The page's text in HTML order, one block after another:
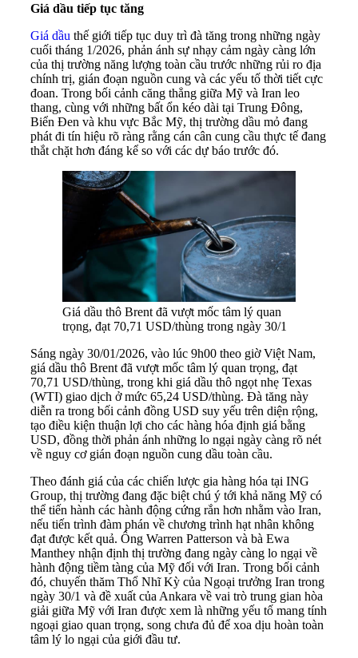
Giá dầu tiếp tục tăng
Giá dầu thế giới tiếp tục duy trì đà tăng trong những ngày
cuối tháng 1/2026, phản ánh sự nhạy cảm ngày càng lớn
của thị trường năng lượng toàn cầu trước những rủi ro địa
chính trị, gián đoạn nguồn cung và các yếu tố thời tiết cực
đoan. Trong bối cảnh căng thẳng giữa Mỹ và Iran leo
thang, cùng với những bất ổn kéo dài tại Trung Đông,
Biển Đen và khu vực Bắc Mỹ, thị trường dầu mỏ đang
phát đi tín hiệu rõ ràng rằng cán cân cung cầu thực tế đang
thắt chặt hơn đáng kể so với các dự báo trước đó.
Giá dầu thô Brent đã vượt mốc tâm lý quan
trọng, đạt 70,71 USD/thùng trong ngày 30/1
Sáng ngày 30/01/2026, vào lúc 9h00 theo giờ Việt Nam,
giá dầu thô Brent đã vượt mốc tâm lý quan trọng, đạt
70,71 USD/thùng, trong khi giá dầu thô ngọt nhẹ Texas
(WTI) giao dịch ở mức 65,24 USD/thùng. Đà tăng này
diễn ra trong bối cảnh đồng USD suy yếu trên diện rộng,
tạo điều kiện thuận lợi cho các hàng hóa định giá bằng
USD, đồng thời phản ánh những lo ngại ngày càng rõ nét
về nguy cơ gián đoạn nguồn cung dầu toàn cầu.
Theo đánh giá của các chiến lược gia hàng hóa tại ING
Group, thị trường đang đặc biệt chú ý tới khả năng Mỹ có
thể tiến hành các hành động cứng rắn hơn nhằm vào Iran,
nếu tiến trình đàm phán về chương trình hạt nhân không
đạt được kết quả. Ông Warren Patterson và bà Ewa
Manthey nhận định thị trường đang ngày càng lo ngại về
hành động tiềm tàng của Mỹ đối với Iran. Trong bối cảnh
đó, chuyến thăm Thổ Nhĩ Kỳ của Ngoại trưởng Iran trong
ngày 30/1 và đề xuất của Ankara về vai trò trung gian hòa
giải giữa Mỹ với Iran được xem là những yếu tố mang tính
ngoại giao quan trọng, song chưa đủ để xoa dịu hoàn toàn
tâm lý lo ngại của giới đầu tư.